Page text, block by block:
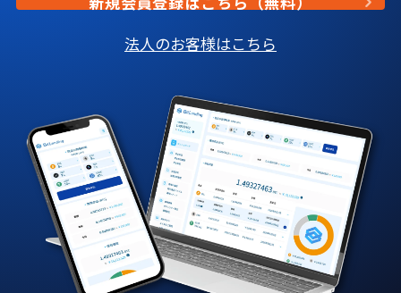
法人のお客様はこちら